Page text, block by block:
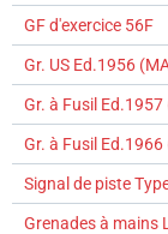
GF d'exercice 56F
Gr. US Ed.1956
Gr. à Fusil Ed.1957
Gr. à Fusil
Signal de piste
Grenades à mains